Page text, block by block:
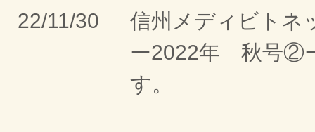
22/11/30
信州メディビトネ
ー2022年 秋号②
す。